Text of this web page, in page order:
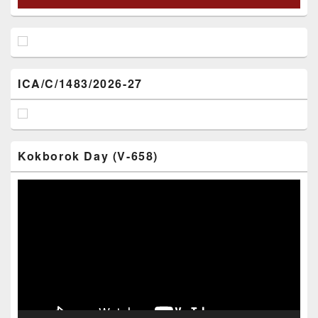
ICA/C/1483/2026-27
Kokborok Day (V-658)